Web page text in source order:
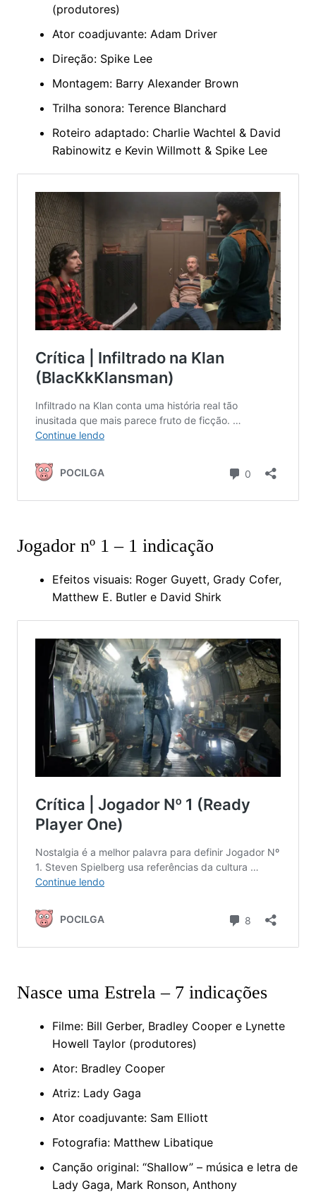
(produtores)
Ator coadjuvante: Adam Driver
Direção: Spike Lee
Montagem: Barry Alexander Brown
Trilha sonora: Terence Blanchard
Roteiro adaptado: Charlie Wachtel & David
Rabinowitz e Kevin Willmott & Spike Lee
Jogador nº 1 – 1 indicação
Efeitos visuais: Roger Guyett, Grady Cofer,
Matthew E. Butler e David Shirk
Nasce uma Estrela – 7 indicações
Filme: Bill Gerber, Bradley Cooper e Lynette
Howell Taylor (produtores)
Ator: Bradley Cooper
Atriz: Lady Gaga
Ator coadjuvante: Sam Elliott
Fotografia: Matthew Libatique
Canção original: “Shallow” – música e letra de
Lady Gaga, Mark Ronson, Anthony